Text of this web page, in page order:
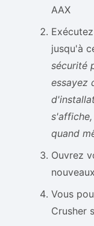
AAX
jusqu'à
sécurité
essayez
quand
Ouvrez
Vous
Crusher